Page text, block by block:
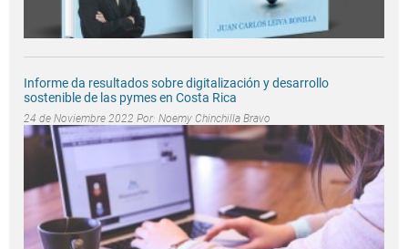
Informe da resultados sobre digitalización y desarrollo
sostenible de las pymes en Costa Rica
24 de Noviembre 2022 Por: Noemy Chinchilla Bravo